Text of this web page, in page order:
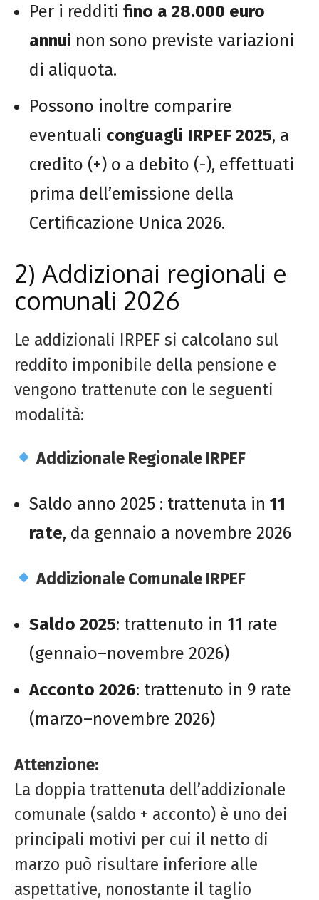
Per i redditi fino a 28.000 euro
annui non sono previste variazioni
di aliquota.
Possono inoltre comparire
eventuali conguagli IRPEF 2025, a
credito (+) o a debito (-), effettuati
prima dell’emissione della
Certificazione Unica 2026.
2) Addizionai regionali e
comunali 2026
Le addizionali IRPEF si calcolano sul
reddito imponibile della pensione e
vengono trattenute con le seguenti
modalità:
Addizionale Regionale IRPEF
Saldo anno 2025 : trattenuta in 11
rate, da gennaio a novembre 2026
Addizionale Comunale IRPEF
Saldo 2025: trattenuto in 11 rate
(gennaio–novembre 2026)
Acconto 2026: trattenuto in 9 rate
(marzo–novembre 2026)
Attenzione:
La doppia trattenuta dell’addizionale
comunale (saldo + acconto) è uno dei
principali motivi per cui il netto di
marzo può risultare inferiore alle
aspettative, nonostante il taglio